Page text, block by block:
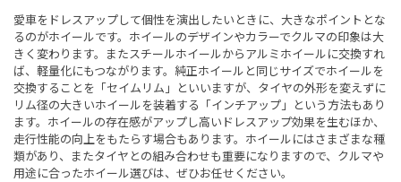
愛車をドレスアップして個性を演出したいときに、大きなポイントとな
るのがホイールです。ホイールのデザインやカラーでクルマの印象は大
きく変わります。またスチールホイールからアルミホイールに交換すれ
ば、軽量化にもつながります。純正ホイールと同じサイズでホイールを
交換することを「セイムリム」といいますが、タイヤの外形を変えずに
リム径の大きいホイールを装着する「インチアップ」という方法もあり
ます。ホイールの存在感がアップし高いドレスアップ効果を生むほか、
走行性能の向上をもたらす場合もあります。ホイールにはさまざまな種
類があり、またタイヤとの組み合わせも重要になりますので、クルマや
用途に合ったホイール選びは、ぜひお任せください。